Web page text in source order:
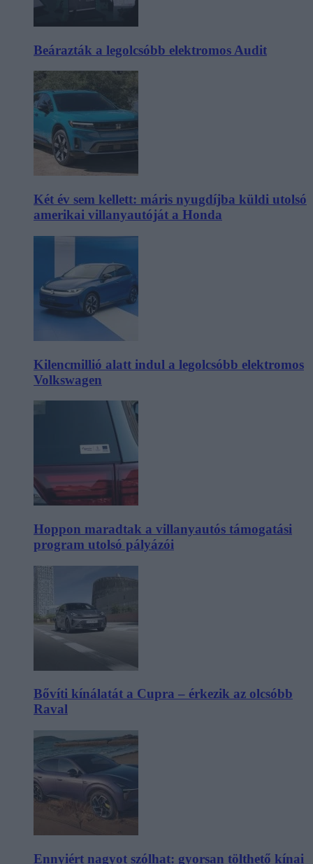
Beárazták a legolcsóbb elektromos Audit
Két év sem kellett: máris nyugdíjba küldi utolsó
amerikai villanyautóját a Honda
Kilencmillió alatt indul a legolcsóbb elektromos
Volkswagen
Hoppon maradtak a villanyautós támogatási
program utolsó pályázói
Bővíti kínálatát a Cupra – érkezik az olcsóbb
Raval
Ennyiért nagyot szólhat: gyorsan tölthető kínai